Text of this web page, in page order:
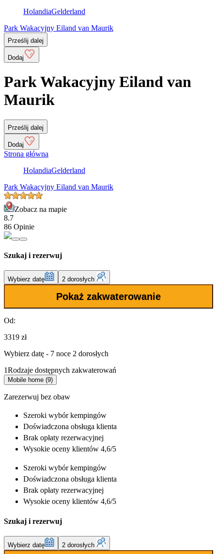
HolandiaGelderland
Park Wakacyjny Eiland van Maurik
Prześlij dalej
Dodaj
Park Wakacyjny Eiland van
Maurik
Prześlij dalej
Dodaj
Strona główna
HolandiaGelderland
Park Wakacyjny Eiland van Maurik
Zobacz na mapie
8.7
86 Opinie
Szukaj i rezerwuj
Wybierz datę 2 dorosłych
Pokaż zakwaterowanie
Od:
3319 zł
Wybierz datę - 7 noce 2 dorosłych
1Rodzaje dostępnych zakwaterowań
Mobile home (9)
Zarezerwuj bez obaw
Szeroki wybórkempingów
Doświadczona obsługa klienta
Brak opłaty rezerwacyjnej
Wysokie oceny klientów 4,6/5
Szeroki wybórkempingów
Doświadczona obsługa klienta
Brak opłaty rezerwacyjnej
Wysokie oceny klientów 4,6/5
Szukaj i rezerwuj
Wybierz datę 2 dorosłych